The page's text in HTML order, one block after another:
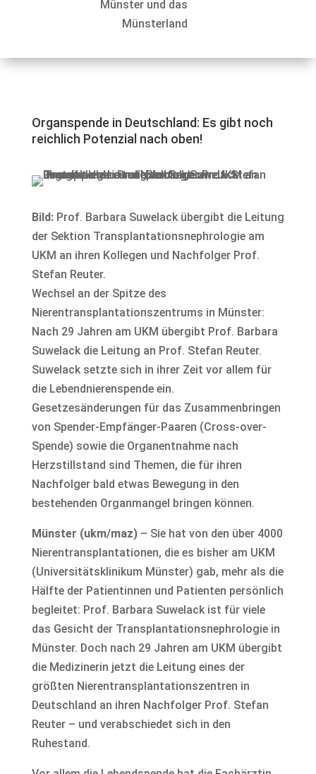
Organspende in Deutschland: Es gibt noch
reichlich Potenzial nach oben!
Bild:Prof. Barbara Suwelack übergibt die Leitung
der Sektion Transplantationsnephrologie am
UKM an ihren Kollegen und Nachfolger Prof.
Stefan Reuter.
Wechsel an der Spitze des
Nierentransplantationszentrums in Münster:
Nach 29 Jahren am UKM übergibt Prof. Barbara
Suwelack die Leitung an Prof. Stefan Reuter.
Suwelack setzte sich in ihrer Zeit vor allem für
die Lebendnierenspende ein.
Gesetzesänderungen für das Zusammenbringen
von Spender-Empfänger-Paaren (Cross-over-
Spende) sowie die Organentnahme nach
Herzstillstand sind Themen, die für ihren
Nachfolger bald etwas Bewegung in den
bestehenden Organmangel bringen können.
Münster (ukm/maz)– Sie hat von den über 4000
Nierentransplantationen, die es bisher am UKM
(Universitätsklinikum Münster) gab, mehr als die
Hälfte der Patientinnen und Patienten persönlich
begleitet: Prof. Barbara Suwelack ist für viele
das Gesicht der Transplantationsnephrologie in
Münster. Doch nach 29 Jahren am UKM übergibt
die Medizinerin jetzt die Leitung eines der
größten Nierentransplantationszentren in
Deutschland an ihren Nachfolger Prof. Stefan
Reuter – und verabschiedet sich in den
Ruhestand.